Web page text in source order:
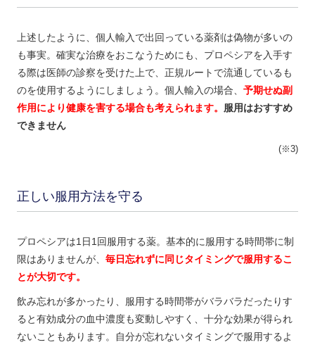
上述したように、個人輸入で出回っている薬剤は偽物が多いの
も事実。確実な治療をおこなうためにも、プロペシアを入手す
る際は医師の診察を受けた上で、正規ルートで流通しているも
のを使用するようにしましょう。個人輸入の場合、 予期せぬ副
作用により健康を害する場合も考えられます。 服用はおすすめ
できません
(※3)
正しい服用方法を守る
プロペシアは1日1回服用する薬。基本的に服用する時間帯に制
限はありませんが、 毎日忘れずに同じタイミングで服用するこ
とが大切です。
飲み忘れが多かったり、服用する時間帯がバラバラだったりす
ると有効成分の血中濃度も変動しやすく、十分な効果が得られ
ないこともあります。自分が忘れないタイミングで服用するよ